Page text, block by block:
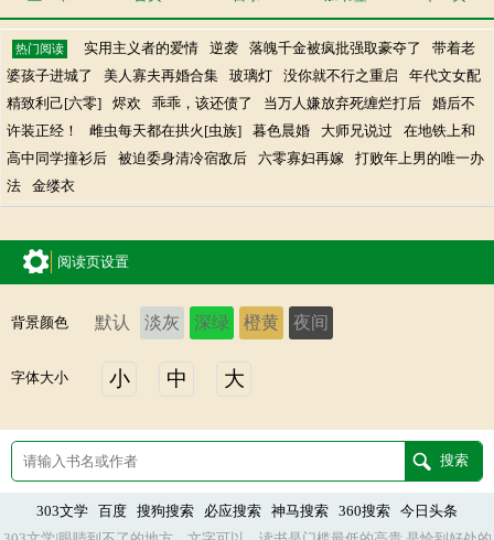
热门阅读 实用主义者的爱情 逆袭 落魄千金被疯批强取豪夺了
带着老
婆孩子进城了
美人寡夫再婚合集 玻璃灯 没你就不行之重启
年代文女配
精致利己[六零]
烬欢 乖乖，该还债了 当万人嫌放弃死缠烂打后
婚后不
许装正经！
雌虫每天都在拱火[虫族] 暮色晨婚 大师兄说过
在地铁上和
高中同学撞衫后
被迫委身清冷宿敌后 六零寡妇再嫁
打败年上男的唯一办
法
金缕衣
阅读页设置
背景颜色 默认 淡灰 深绿 橙黄 夜间
字体大小 小 中 大
303文学 百度 搜狗搜索 必应搜索 神马搜索 360搜索
今日头条